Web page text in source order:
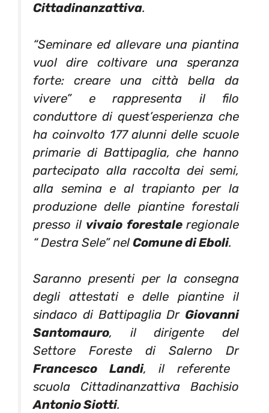
Cittadinanzattiva.
“Seminare ed allevare una piantina
vuol dire coltivare una speranza
forte: creare una città bella da
vivere” e rappresenta il filo
conduttore di quest’esperienza che
ha coinvolto 177 alunni delle scuole
primarie di Battipaglia, che hanno
partecipato alla raccolta dei semi,
alla semina e al trapianto per la
produzione delle piantine forestali
presso il vivaio forestale regionale
“ Destra Sele” nel Comune di Eboli.
Saranno presenti per la consegna
degli attestati e delle piantine il
sindaco di Battipaglia Dr Giovanni
Santomauro, il dirigente del
Settore Foreste di Salerno Dr
Francesco Landi, il referente
scuola Cittadinanzattiva Bachisio
Antonio Siotti.